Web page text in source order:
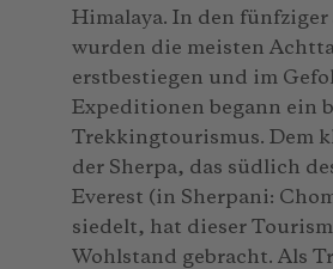
Himalaya. In den fünfziger
wurden die meisten
erstbestiegen und im
Expeditionen begann ein
Trekkingtourismus. Dem
der Sherpa, das südlich
Everest (in Sherpani:
siedelt, hat dieser
Wohlstand gebracht. Als